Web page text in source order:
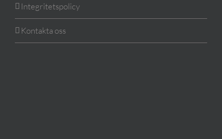
Integritetspolicy
Kontakta oss